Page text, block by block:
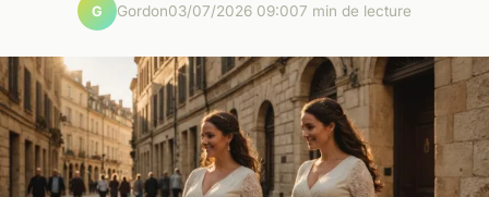
G Gordon03/07/2026 09:007 min de lecture